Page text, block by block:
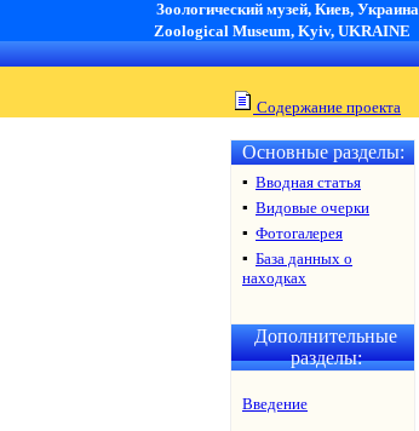
Зоологический музей, Киев, Украина
Zoological Museum, Kyiv, UKRAINE
Содержание проекта
Основные разделы:
▪ Вводная статья
▪ Видовые очерки
▪ Фотогалерея
▪ База данных о
находках
Дополнительные
разделы:
Введение